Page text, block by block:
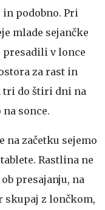
podobno. Pri
mlade sejančke
v lonce
za rast in
tri do štiri dni na
sonce.
na začetku sejemo
Rastlina ne
presajanju, na
skupaj z lončkom,